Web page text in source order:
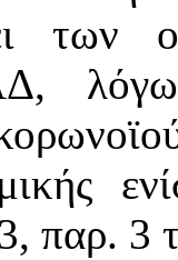
των
παρ. 3